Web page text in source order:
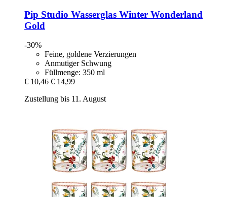
Pip Studio Wasserglas Winter Wonderland
Gold
-30%
Feine, goldene Verzierungen
Anmutiger Schwung
Füllmenge: 350 ml
€ 10,46 € 14,99
Zustellung bis 11. August